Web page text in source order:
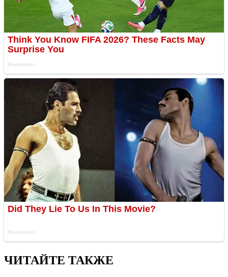
ЧИТАЙТЕ ТАКЖЕ